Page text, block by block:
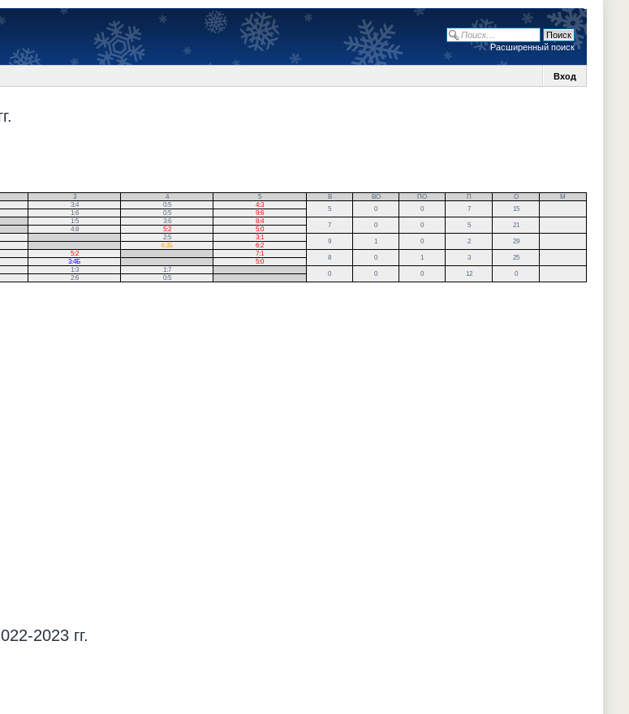
Расширенный поиск
Вход
3 4 5 В ВО ПО П О
М
3:4 0:5 4:3
5 0 0 7 15
1:6 0:5
9:6
1:5 3:6 8:4
7 0 0 5 21
4:8 5:2
5:0
2:5 3:1
9 1 0 2 29
4:3Б
6:2
5:2 7:1
8 0 1 3 25
3:4Б
5:0
1:3 1:7
0 0 0 12 0
2:6 0:5
2023 гг.